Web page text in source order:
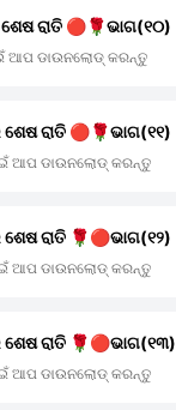
ରାତି 🔴🌹ଭାଗ(୧୦)
ଆପ ଡାଉନଲୋଡ୍ କରନ୍ତୁ
ରାତି 🔴🌹ଭାଗ(୧୧)
ଆପ ଡାଉନଲୋଡ୍ କରନ୍ତୁ
ରାତି 🌹🔴ଭାଗ(୧୨)
ଆପ ଡାଉନଲୋଡ୍ କରନ୍ତୁ
ରାତି 🌹🔴ଭାଗ(୧୩)
ଆପ ଡାଉନଲୋଡ୍ କରନ୍ତୁ